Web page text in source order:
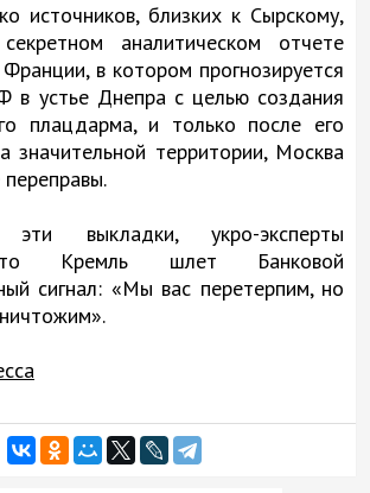
источников, близких к Сырскому,
аналитическом отчете
в котором прогнозируется
в устье Днепра с целью создания
плацдарма, и только после его
значительной территории, Москва
эти выкладки, укро-эксперты
Кремль шлет Банковой
сигнал: «Мы вас перетерпим, но